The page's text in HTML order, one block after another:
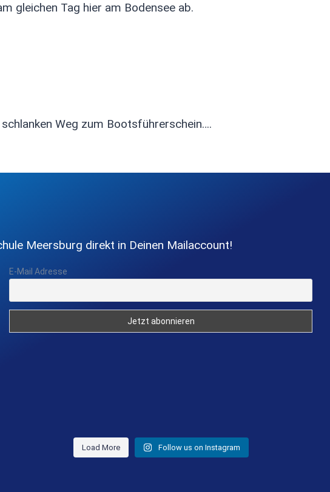
gleichen Tag hier am Bodensee ab.
Weg zum Bootsführerschein….
Meersburg direkt in Deinen Mailaccount!
E-Mail Adresse
Load More Follow us on Instagram